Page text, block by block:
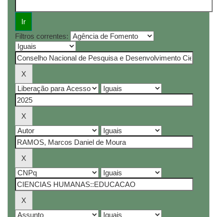
Filtros correntes: